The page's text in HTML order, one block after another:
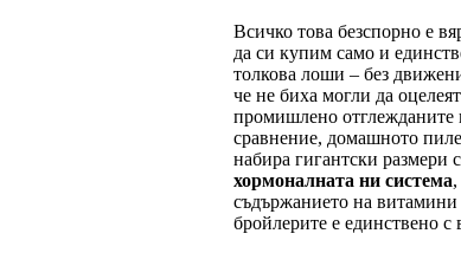
Всичко това безспорно е
да си купим само и
толкова лоши – без
че не биха могли да
промишлено отглежданите
сравнение, домашното пиле
набира гигантски размери
хормоналната ни система
съдържанието на витамини
бройлерите е единствено